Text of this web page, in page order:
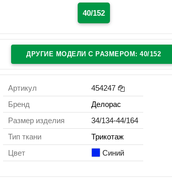
40/152
ДРУГИЕ МОДЕЛИ C РАЗМЕРОМ: 40/152
Артикул
454247
Бренд
Делорас
Размер изделия
34/134-44/164
Тип ткани
Трикотаж
Цвет
Синий